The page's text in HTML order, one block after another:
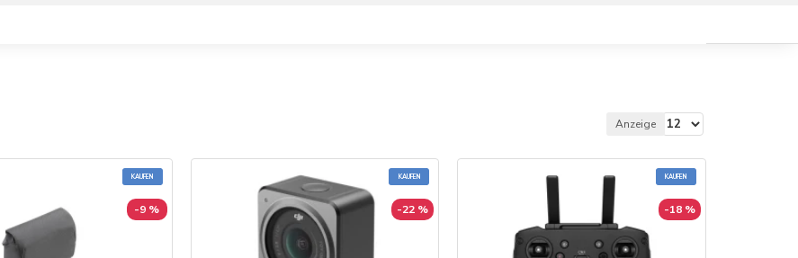
Anzeige
KAUFEN
-9 %
KAUFEN
-22 %
KAUFEN
-18 %